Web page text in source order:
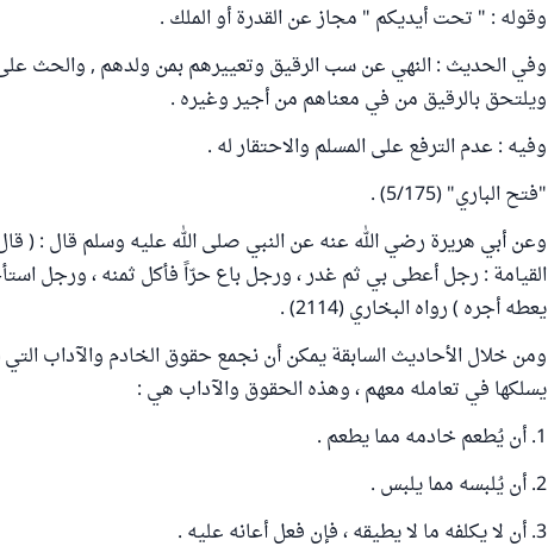
وقوله : " تحت أيديكم " مجاز عن القدرة أو الملك .
وفي الحديث : النهي عن سب الرقيق وتعييرهم بمن ولدهم , والحث على
ويلتحق بالرقيق من في معناهم من أجير وغيره .
وفيه : عدم الترفع على المسلم والاحتقار له .
"فتح الباري" (5/175) .
وعن أبي هريرة رضي الله عنه عن النبي صلى الله عليه وسلم قال : (
القيامة : رجل أعطى بي ثم غدر ، ورجل باع حرّاً فأكل ثمنه ، ورجل
يعطه أجره ) رواه البخاري (2114) .
ومن خلال الأحاديث السابقة يمكن أن نجمع حقوق الخادم والآداب
يسلكها في تعامله معهم ، وهذه الحقوق والآداب هي :
1. أن يُطعم خادمه مما يطعم .
2. أن يُلبسه مما يلبس .
3. أن لا يكلفه ما لا يطيقه ، فإن فعل أعانه عليه .